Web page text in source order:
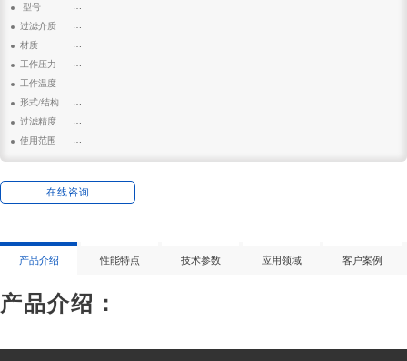
型号
: 320*1000
过滤介质
: 空气
材质
: 聚酯纤维
工作压力
: 0.4mpa
工作温度
: 10-80℃
形式/结构
: 折叠
过滤精度
: 1μm
使用范围
在线咨询
产品介绍 性能特点 技术参数 应用领域 客户案例
产品介绍：